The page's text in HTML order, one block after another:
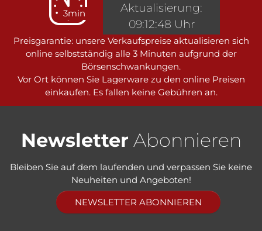
3min
Preisgarantie: unsere Verkaufspreise aktualisieren sich
online selbstständig alle 3 Minuten aufgrund der
Börsenschwankungen.
Vor Ort können Sie Lagerware zu den online Preisen
einkaufen. Es fallen keine Gebühren an.
Aktualisierung:
09:12:48 Uhr
Newsletter Abonnieren
Bleiben Sie auf dem laufenden und verpassen Sie keine
Neuheiten und Angeboten!
NEWSLETTER ABONNIEREN